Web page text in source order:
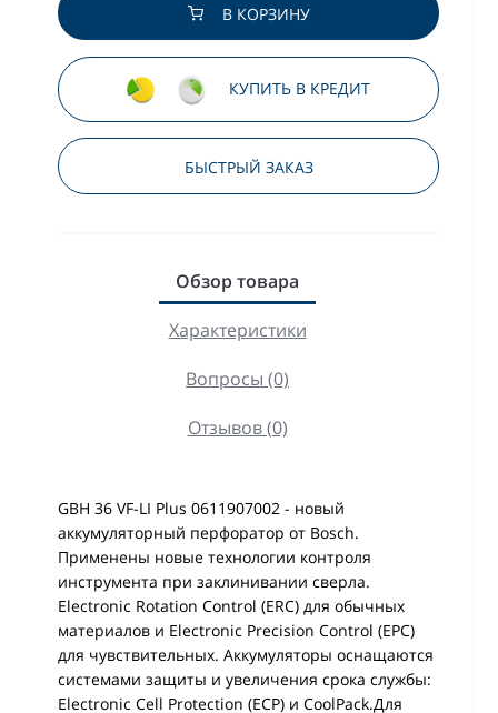
В КОРЗИНУ
КУПИТЬ В КРЕДИТ
БЫСТРЫЙ ЗАКАЗ
Обзор товара
Характеристики
Вопросы (0)
Отзывов (0)
GBH 36 VF-LI Plus 0611907002 - новый
аккумуляторный перфоратор от Bosch.
Применены новые технологии контроля
инструмента при заклинивании сверла.
Electronic Rotation Control (ERC) для обычных
материалов и Electronic Precision Control (EPC)
для чувствительных. Аккумуляторы оснащаются
системами защиты и увеличения срока службы:
Electronic Cell Protection (ECP) и CoolPack.Для